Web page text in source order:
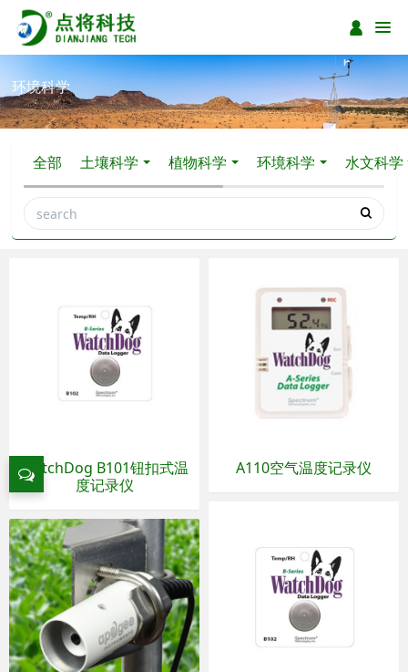
环境科学
全部 土壤科学 植物科学 环境科学 水文科学
WatchDog B101钮扣式温
度记录仪
A110空气温度记录仪